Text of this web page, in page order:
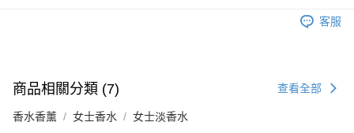
客服
商品相關分類 (7) 查看全部
香水香薰 女士香水 女士淡香水